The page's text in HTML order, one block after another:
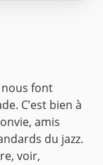
nous font
C’est bien à
amis
du jazz.
voir,